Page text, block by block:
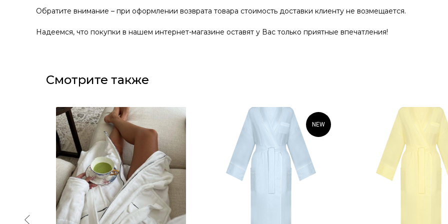
Обратите внимание – при оформлении возврата товара стоимость доставки клиенту не возмещается.
Надеемся, что покупки в нашем интернет-магазине оставят у Вас только приятные впечатления!
Смотрите также
NEW